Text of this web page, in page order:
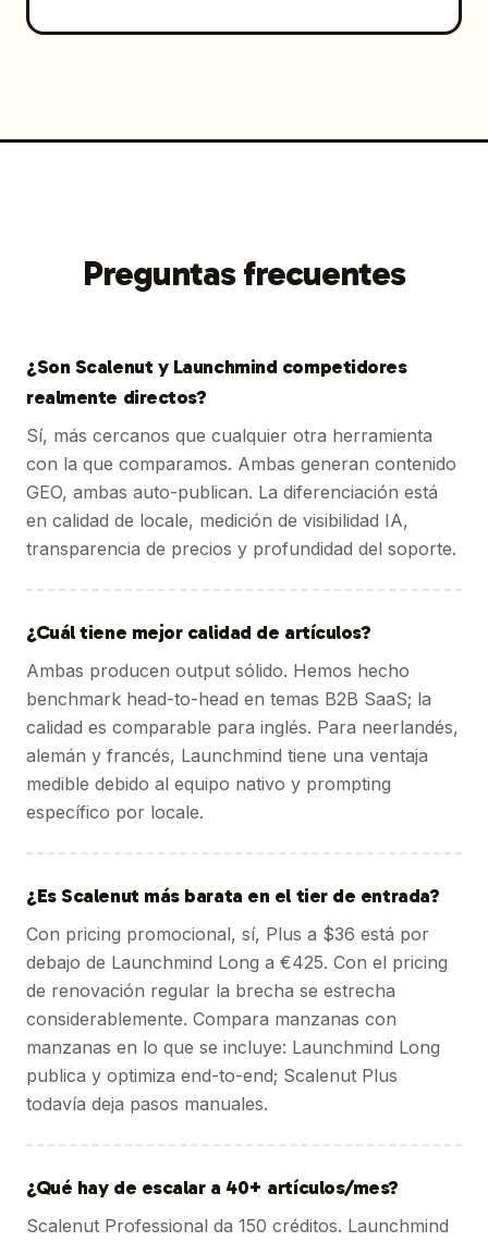
Preguntas frecuentes
¿Son Scalenut y Launchmind competidores
realmente directos?
Sí, más cercanos que cualquier otra herramienta
con la que comparamos. Ambas generan contenido
GEO, ambas auto-publican. La diferenciación está
en calidad de locale, medición de visibilidad IA,
transparencia de precios y profundidad del soporte.
¿Cuál tiene mejor calidad de artículos?
Ambas producen output sólido. Hemos hecho
benchmark head-to-head en temas B2B SaaS; la
calidad es comparable para inglés. Para neerlandés,
alemán y francés, Launchmind tiene una ventaja
medible debido al equipo nativo y prompting
específico por locale.
¿Es Scalenut más barata en el tier de entrada?
Con pricing promocional, sí, Plus a $36 está por
debajo de Launchmind Long a €425. Con el pricing
de renovación regular la brecha se estrecha
considerablemente. Compara manzanas con
manzanas en lo que se incluye: Launchmind Long
publica y optimiza end-to-end; Scalenut Plus
todavía deja pasos manuales.
¿Qué hay de escalar a 40+ artículos/mes?
Scalenut Professional da 150 créditos. Launchmind